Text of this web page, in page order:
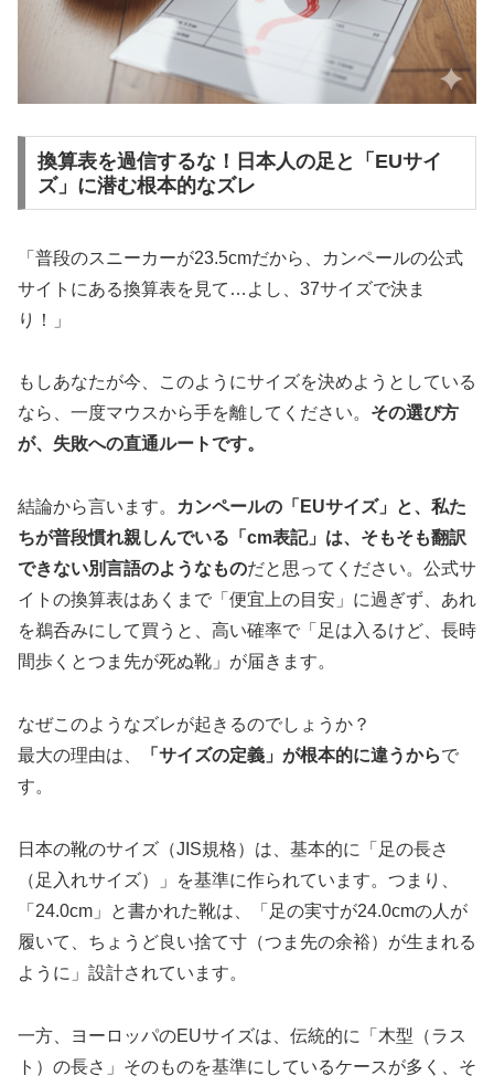
換算表を過信するな！日本人の足と「EUサイ
ズ」に潜む根本的なズレ
「普段のスニーカーが23.5cmだから、カンペールの公式
サイトにある換算表を見て…よし、37サイズで決ま
り！」
もしあなたが今、このようにサイズを決めようとしている
なら、一度マウスから手を離してください。 その選び方
が、失敗への直通ルートです。
結論から言います。
カンペールの「EUサイズ」と、私た
ちが普段慣れ親しんでいる「cm表記」は、そもそも翻訳
できない別言語のようなものだと思ってください。公式サ
イトの換算表はあくまで「便宜上の目安」に過ぎず、あれ
を鵜呑みにして買うと、高い確率で「足は入るけど、長時
間歩くとつま先が死ぬ靴」が届きます。
なぜこのようなズレが起きるのでしょうか？
最大の理由は、
「サイズの定義」が根本的に違うからで
す。
日本の靴のサイズ（JIS規格）は、基本的に「足の長さ
（足入れサイズ）」を基準に作られています。つまり、
「24.0cm」と書かれた靴は、「足の実寸が24.0cmの人が
履いて、ちょうど良い捨て寸（つま先の余裕）が生まれる
ように」設計されています。
一方、ヨーロッパのEUサイズは、伝統的に「木型（ラス
ト）の長さ」そのものを基準にしているケースが多く、そ